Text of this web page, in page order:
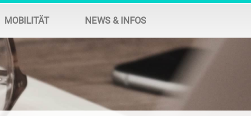
MOBILITÄT NEWS & INFOS